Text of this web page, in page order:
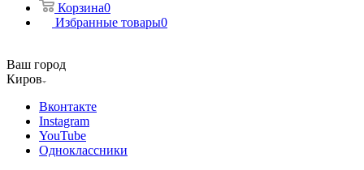
Корзина0
Избранные товары0
Ваш город
Киров
Вконтакте
Instagram
YouTube
Одноклассники